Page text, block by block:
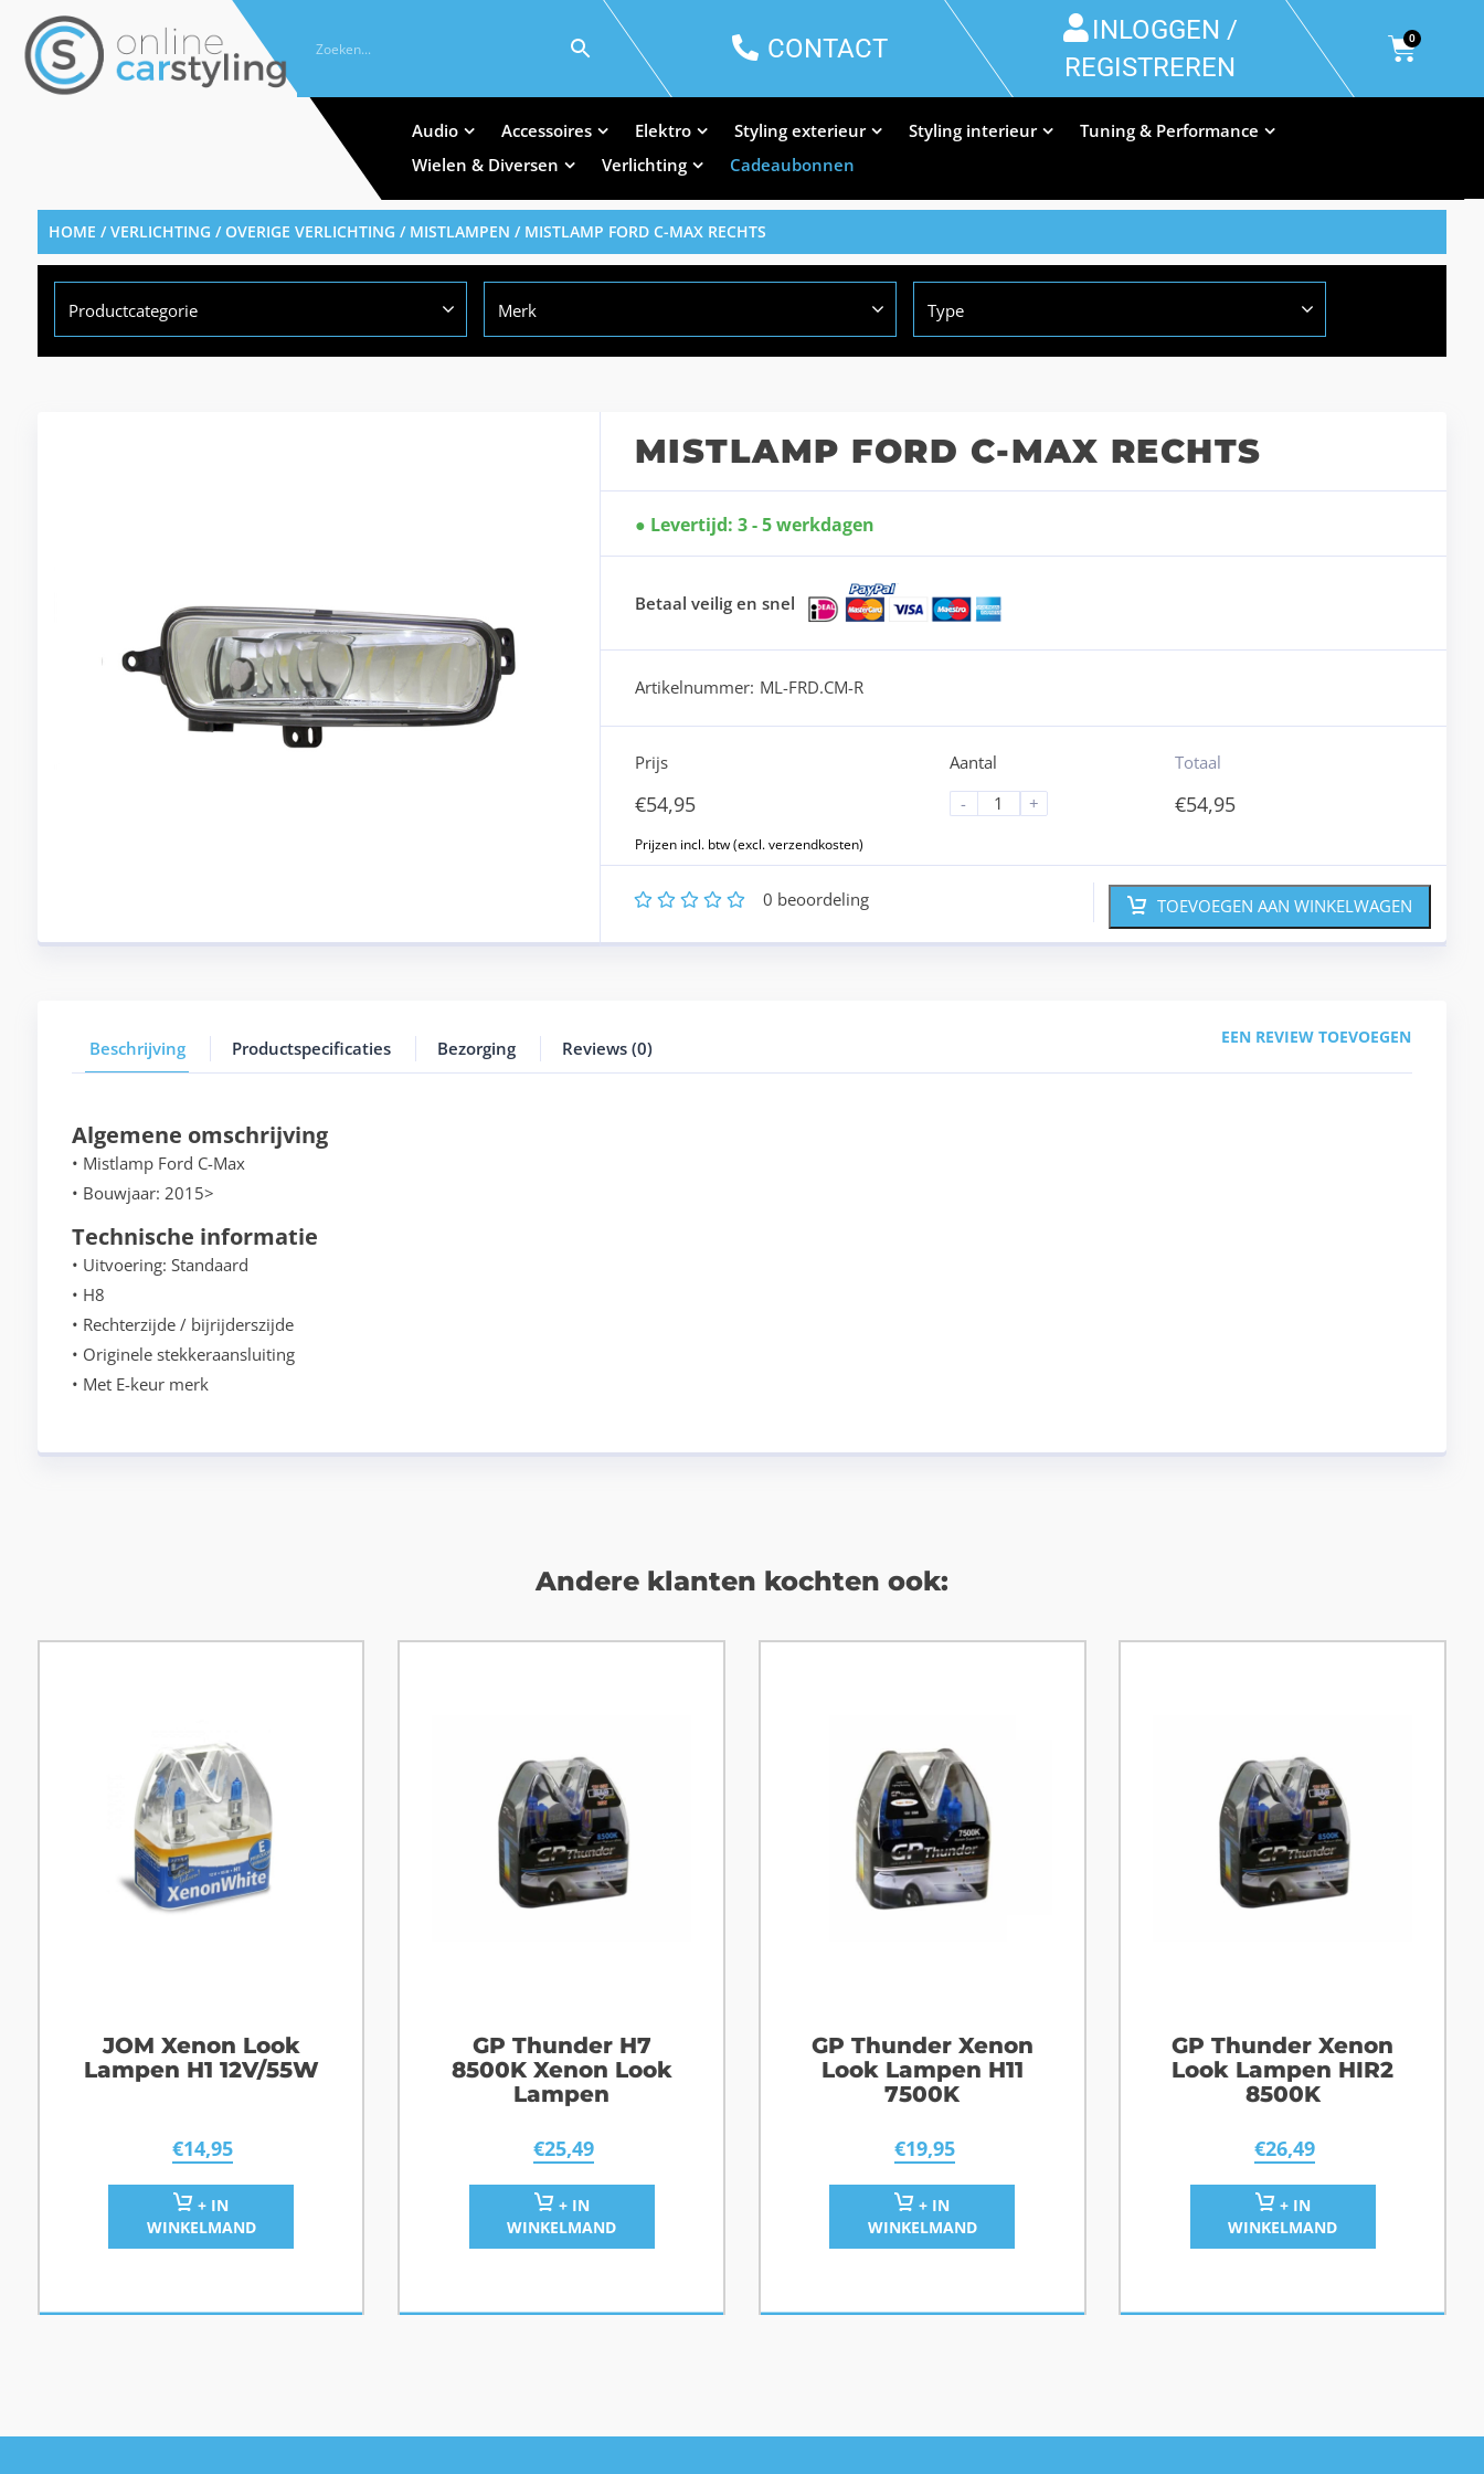
CONTACT
INLOGGEN /
REGISTREREN
0
Audio Accessoires Elektro Styling exterieur Styling interieur
Tuning & Performance
Wielen & Diversen
Verlichting Cadeaubonnen
HOME /VERLICHTING /OVERIGE VERLICHTING / MISTLAMPEN / MISTLAMP FORD C-MAX RECHTS
Productcategorie Merk Type
MISTLAMP FORD C-MAX RECHTS
Levertijd: 3 - 5 werkdagen
Betaal veilig en snel
Artikelnummer: ML-FRD.CM-R
Prijs
€54,95
Aantal
-
+
Totaal
€54,95
5
4
3
2 0 beoordeling TOEVOEGEN AAN WINKELWAGEN
Beschrijving Productspecificaties Bezorging Reviews (0)
EEN REVIEW TOEVOEGEN
Algemene omschrijving
• Mistlamp Ford C-Max
• Bouwjaar: 2015>
Technische informatie
• Uitvoering: Standaard
• H8
• Rechterzijde / bijrijderszijde
• Originele stekkeraansluiting
• Met E-keur merk
Andere klanten kochten ook:
JOM Xenon Look
Lampen H1 12V/55W
€14,95
+ IN
WINKELMAND
GP Thunder H7
8500K Xenon Look
Lampen
€25,49
+ IN
WINKELMAND
GP Thunder Xenon
Look Lampen H11
7500K
€19,95
+ IN
WINKELMAND
GP Thunder Xenon
Look Lampen HIR2
8500K
€26,49
+ IN
WINKELMAND